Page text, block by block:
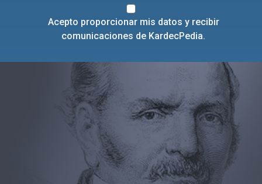
Acepto proporcionar mis datos y recibir
comunicaciones de KardecPedia.